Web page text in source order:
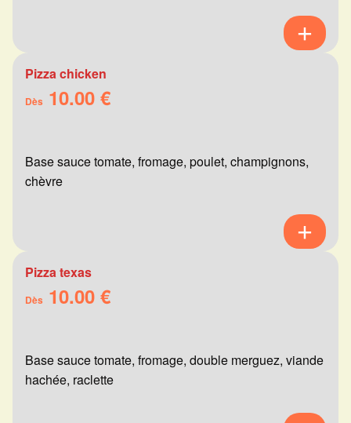
Pizza chicken
Dès 10.00 €
Base sauce tomate, fromage, poulet, champignons,
chèvre
Pizza texas
Dès 10.00 €
Base sauce tomate, fromage, double merguez, viande
hachée, raclette